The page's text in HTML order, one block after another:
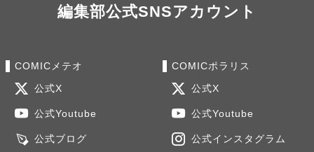
編集部公式SNSアカウント
COMICメテオ
公式X
公式Youtube
公式ブログ
COMICポラリス
公式X
公式Youtube
公式インスタグラム